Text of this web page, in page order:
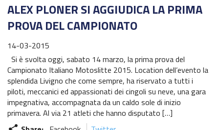
Campionato Regionale MINIENDURO Friuli Venezia Giulia
Campionato Regionale EPOCA Friuli Venezia Giulia
Regolamento Italiano Enduro 2022
Calendario EnduroGP 2022
News EnduroGP
ALEX PLONER SI AGGIUDICA LA PRIMA
PROVA DEL CAMPIONATO
14-03-2015
Si è svolta oggi, sabato 14 marzo, la prima prova del
Campionato Italiano Motoslitte 2015. Location dell’evento la
splendida Livigno che come sempre, ha riservato a tutti i
piloti, meccanici ed appassionati dei cingoli su neve, una gara
impegnativa, accompagnata da un caldo sole di inizio
primavera. Al via 21 atleti che hanno disputato […]